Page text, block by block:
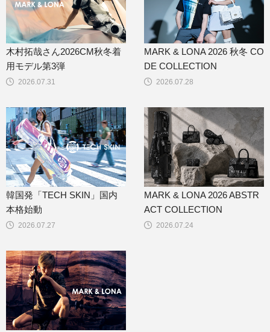
2026.07.31
木村拓哉さん2026CM秋冬着
用モデル第3弾
2026.07.28
MARK & LONA 2026 秋冬 CO
DE COLLECTION
2026.07.27
韓国発「TECH SKIN」国内
本格始動
2026.07.24
MARK & LONA 2026 ABSTR
ACT COLLECTION